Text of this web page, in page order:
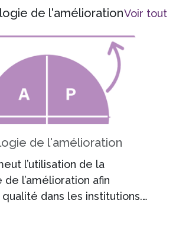
de l'améliorationVoir tout
de l'amélioration
l’utilisation de la
l’amélioration afin
qualité dans les institutions.